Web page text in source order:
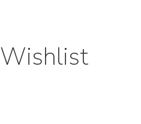
Wishlist